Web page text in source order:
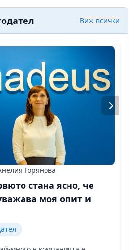
Виж всички
Горянова
стана ясно, че
моя опит и